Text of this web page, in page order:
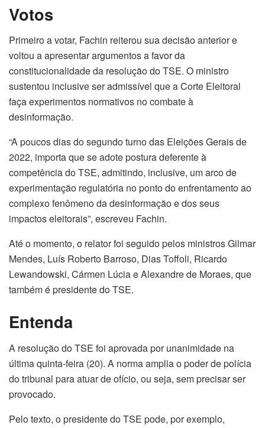
Votos
Primeiro a votar, Fachin reiterou sua decisão anterior e
voltou a apresentar argumentos a favor da
constitucionalidade da resolução do TSE. O ministro
sustentou inclusive ser admissível que a Corte Eleitoral
faça experimentos normativos no combate à
desinformação.
“A poucos dias do segundo turno das Eleições Gerais de
2022, importa que se adote postura deferente à
competência do TSE, admitindo, inclusive, um arco de
experimentação regulatória no ponto do enfrentamento ao
complexo fenômeno da desinformação e dos seus
impactos eleitorais”, escreveu Fachin.
Até o momento, o relator foi seguido pelos ministros Gilmar
Mendes, Luís Roberto Barroso, Dias Toffoli, Ricardo
Lewandowski, Cármen Lúcia e Alexandre de Moraes, que
também é presidente do TSE.
Entenda
A resolução do TSE foi aprovada por unanimidade na
última quinta-feira (20). A norma amplia o poder de polícia
do tribunal para atuar de ofício, ou seja, sem precisar ser
provocado.
Pelo texto, o presidente do TSE pode, por exemplo,